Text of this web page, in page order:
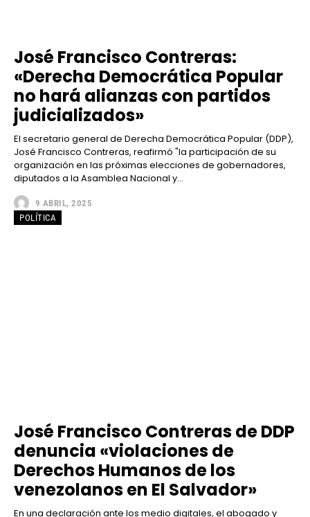
José Francisco Contreras:
«Derecha Democrática Popular
no hará alianzas con partidos
judicializados»
El secretario general de Derecha Democrática Popular (DDP),
José Francisco Contreras, reafirmó "la participación de su
organización en las próximas elecciones de gobernadores,
diputados a la Asamblea Nacional y...
9 ABRIL, 2025
POLÍTICA
José Francisco Contreras de DDP
denuncia «violaciones de
Derechos Humanos de los
venezolanos en El Salvador»
En una declaración ante los medio digitales, el abogado y